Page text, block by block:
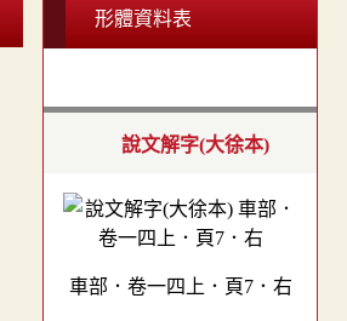
形體資料表
說文解字(大徐本)
車部．卷一四上．頁7．右